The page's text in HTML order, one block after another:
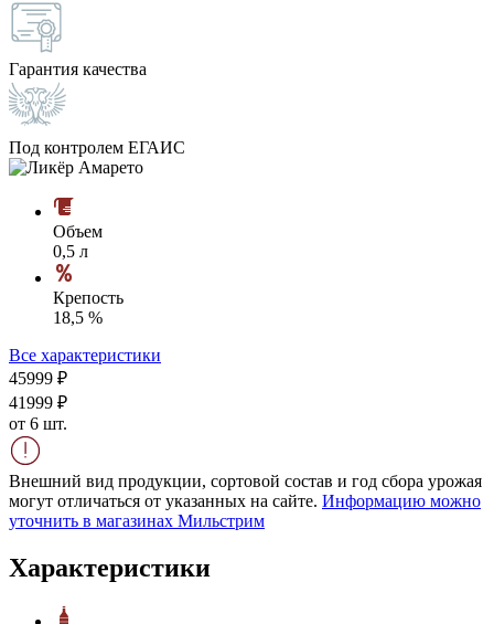
Гарантия качества
Под контролем ЕГАИС
Объем
0,5 л
Крепость
18,5 %
Все характеристики
45999 ₽
41999 ₽
от 6 шт.
Внешний вид продукции, сортовой состав и год сбора урожая
могут отличаться от указанных на сайте. Информацию можно
уточнить в магазинах Мильстрим
Характеристики